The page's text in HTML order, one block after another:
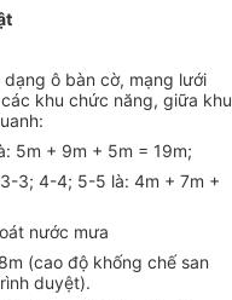
ô bàn cờ, mạng lưới
khu chức năng, giữa khu
5m + 9m + 5m = 19m;
3; 4-4; 5-5 là: 4m + 7m +
nước mưa
(cao độ khống chế san
duyệt).